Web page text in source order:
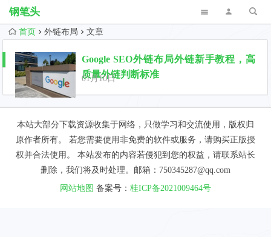
钢笔头
首页 外链布局 文章
Google SEO外链布局外链新手教程，高
质量外链判断标准
01月10日
本站大部分下载资源收集于网络，只做学习和交流使用，版权归
原作者所有。 若您需要使用非免费的软件或服务，请购买正版授
权并合法使用。 本站发布的内容若侵犯到您的权益，请联系站长
删除，我们将及时处理。邮箱：750345287@qq.com
网站地图 备案号： 桂ICP备2021009464号